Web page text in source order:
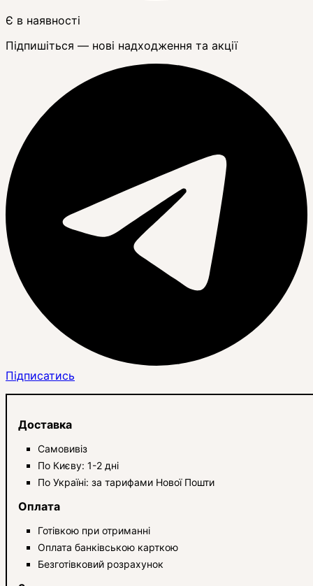
Є в наявності
Підпишіться — нові надходження та акції
Підписатись
Доставка
Самовивіз
По Києву: 1-2 дні
По Україні: за тарифами Нової Пошти
Оплата
Готівкою при отриманні
Оплата банківською карткою
Безготівковий розрахунок